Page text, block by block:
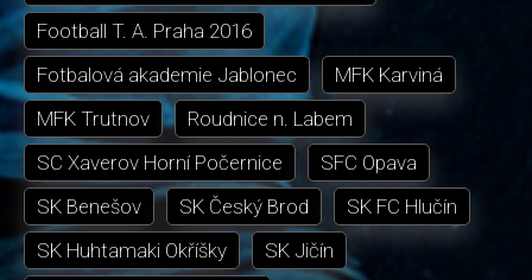
Football T. A. Praha 2016
Fotbalová akademie Jablonec
MFK Karviná
MFK Trutnov
Roudnice n. Labem
SC Xaverov Horní Počernice
SFC Opava
SK Benešov
SK Český Brod
SK FC Hlučín
SK Huhtamaki Okříšky
SK Jičín